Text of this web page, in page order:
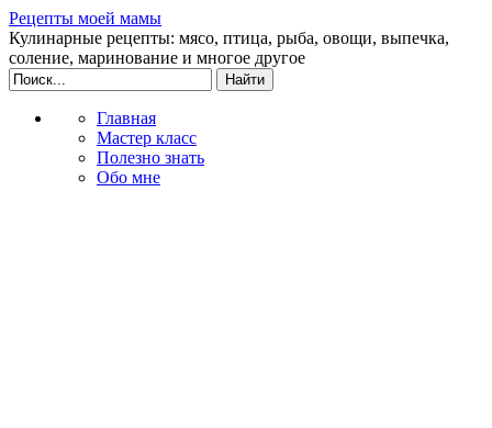
Рецепты моей мамы
Кулинарные рецепты: мясо, птица, рыба, овощи, выпечка,
соление, маринование и многое другое
Главная
Мастер класс
Полезно знать
Обо мне